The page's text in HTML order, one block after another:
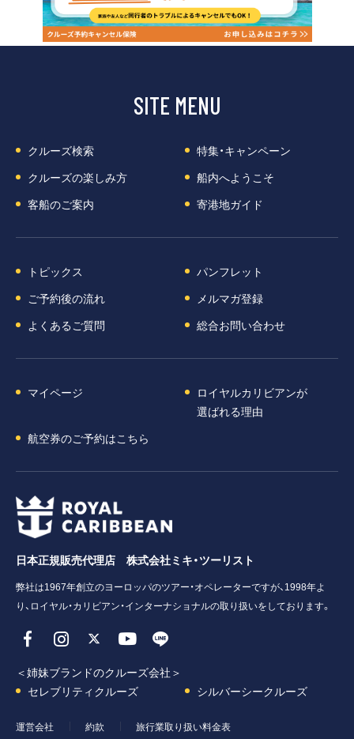
SITE MENU
クルーズ検索
特集・キャンペーン
クルーズの楽しみ方
船内へようこそ
客船のご案内
寄港地ガイド
トピックス
パンフレット
ご予約後の流れ
メルマガ登録
よくあるご質問
総合お問い合わせ
マイページ
ロイヤルカリビアンが
選ばれる理由
航空券のご予約はこちら
日本正規販売代理店 株式会社ミキ・ツーリスト
弊社は1967年創立のヨーロッパのツアー・オペレーターですが、1998年よ
り、ロイヤル・カリビアン・インターナショナルの取り扱いをしております。
＜姉妹ブランドのクルーズ会社＞
セレブリティクルーズ
シルバーシークルーズ
運営会社 約款 旅行業取り扱い料金表